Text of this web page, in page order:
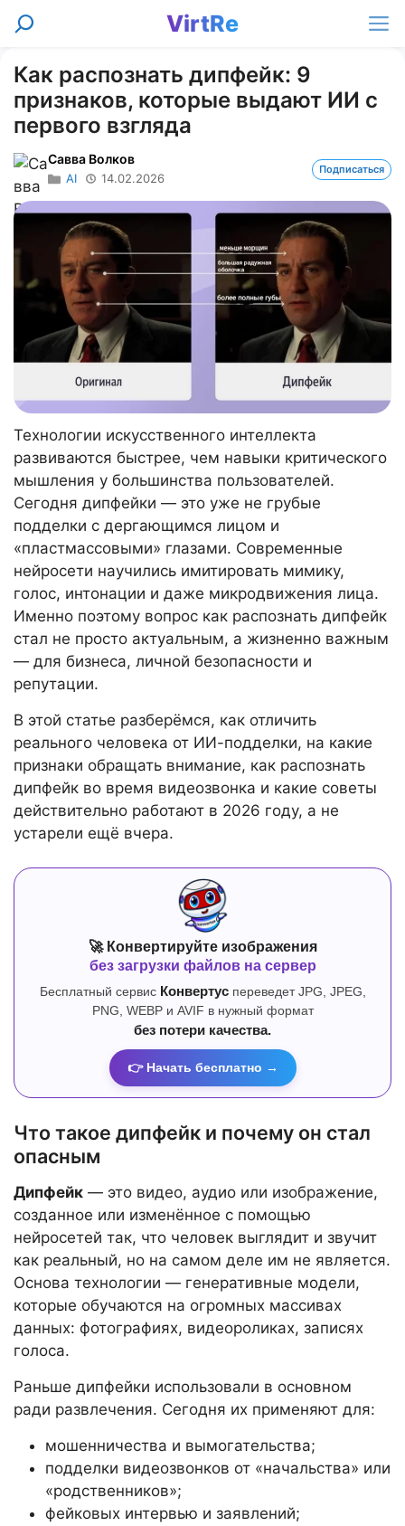
Перейти
VirtRe
Поиск
Как распознать дипфейк: 9
признаков, которые выдают ИИ с
первого взгляда
Савва Волков
AI 14.02.2026
Подписаться
Технологии искусственного интеллекта
развиваются быстрее, чем навыки критического
мышления у большинства пользователей.
Сегодня дипфейки — это уже не грубые
подделки с дергающимся лицом и
«пластмассовыми» глазами. Современные
нейросети научились имитировать мимику,
голос, интонации и даже микродвижения лица.
Именно поэтому вопрос как распознать дипфейк
стал не просто актуальным, а жизненно важным
— для бизнеса, личной безопасности и
репутации.
В этой статье разберёмся, как отличить
реального человека от ИИ-подделки, на какие
признаки обращать внимание, как распознать
дипфейк во время видеозвонка и какие советы
действительно работают в 2026 году, а не
устарели ещё вчера.
🚀 Конвертируйте изображения
без загрузки файлов на сервер
Бесплатный сервис Конвертуспереведет JPG, JPEG,
PNG, WEBP и AVIF в нужный формат
без потери качества.
👉 Начать бесплатно →
Что такое дипфейк и почему он стал
опасным
Дипфейк — это видео, аудио или изображение,
созданное или изменённое с помощью
нейросетей так, что человек выглядит и звучит
как реальный, но на самом деле им не является.
Основа технологии — генеративные модели,
которые обучаются на огромных массивах
данных: фотографиях, видеороликах, записях
голоса.
Раньше дипфейки использовали в основном
ради развлечения. Сегодня их применяют для:
мошенничества и вымогательства;
подделки видеозвонков от «начальства» или
«родственников»;
фейковых интервью и заявлений;